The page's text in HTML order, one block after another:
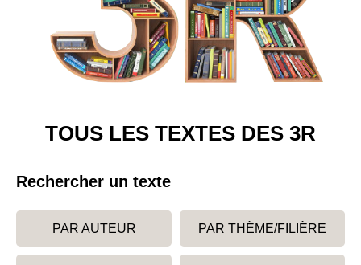
TOUS LES TEXTES DES 3R
Rechercher un texte
PAR AUTEUR PAR THÈME/FILIÈRE